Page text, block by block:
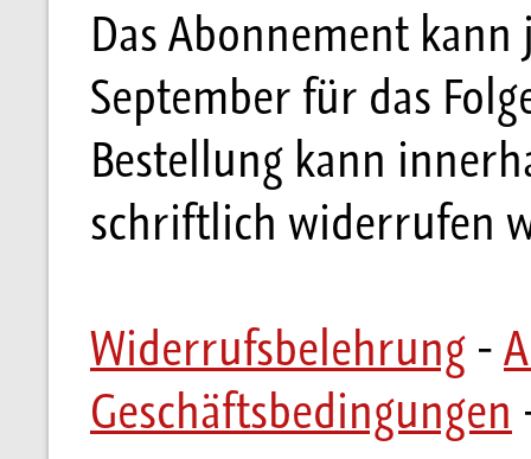
Das Abonnement
September für das
Bestellung kann
schriftlich widerrufen
Widerrufsbelehrung -
Geschäftsbedingungen